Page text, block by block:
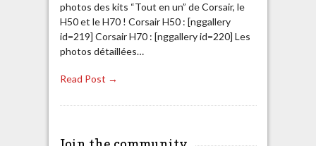
photos des kits “Tout en un” de Corsair, le
H50 et le H70 ! Corsair H50 : [nggallery
id=219] Corsair H70 : [nggallery id=220] Les
photos détaillées…
Read Post →